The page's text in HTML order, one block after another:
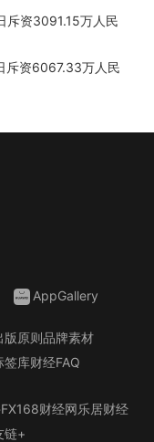
资3091.15万人民
斥资6067.33万人民
AppGallery
版原则品牌素材
签库财经FAQ
FX168财经网乐居财经
链+